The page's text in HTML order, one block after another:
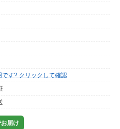
す? クリックして確認
届け